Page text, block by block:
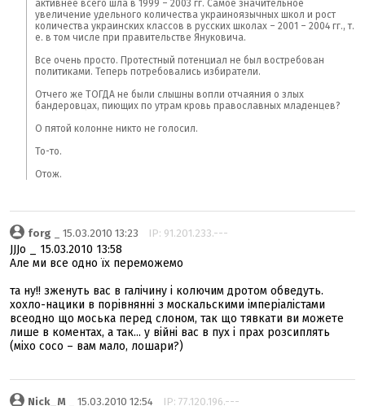
активнее всего шла в 1999 – 2003 гг. Самое значительное
увеличение удельного количества украиноязычных школ и рост
количества украинских классов в русских школах – 2001 – 2004 гг., т.
е. в том числе при правительстве Януковича.
Все очень просто. Протестный потенциал не был востребован
политиками. Теперь потребовались избиратели.
Отчего же ТОГДА не были слышны вопли отчаяния о злых
бандеровцах, пиющих по утрам кровь православных младенцев?
О пятой колонне никто не голосил.
То-то.
Отож.
forg _ 15.03.2010 13:23 IP: 91.201.233.---
JJJo _ 15.03.2010 13:58
Але ми все одно їх переможемо
та ну!! зженуть вас в галічину і колючим дротом обведуть.
хохло-нацики в порівнянні з москальскими імперіалістами
всеодно що моська перед слоном, так що тявкати ви можете
лише в коментах, а так... у війні вас в пух і прах розсиплять
(міхо сосо – вам мало, лошари?)
Nick_M _ 15.03.2010 12:54 IP: 77.120.196.---